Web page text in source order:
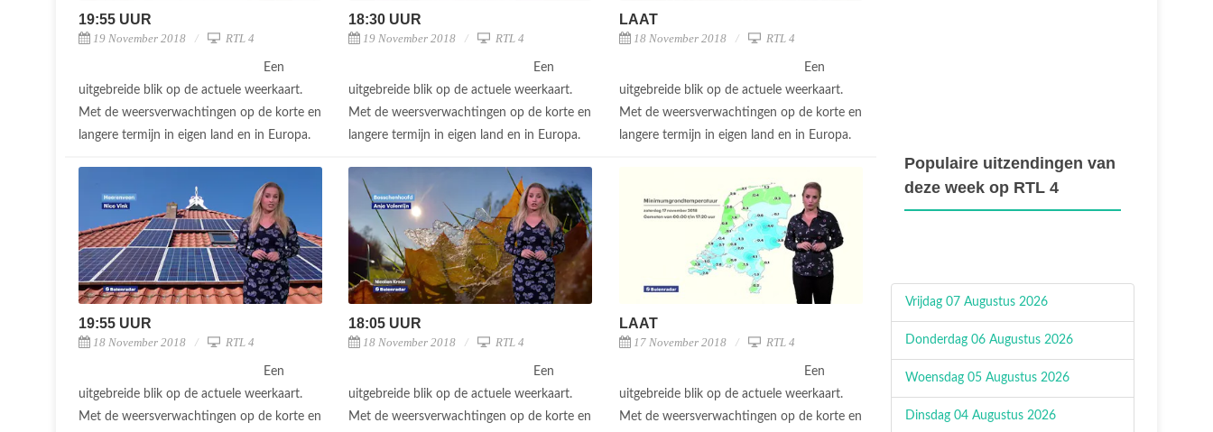
19:55 UUR
19 November 2018 RTL 4
Een
uitgebreide blik op de actuele weerkaart.
Met de weersverwachtingen op de korte en
langere termijn in eigen land en in Europa.
18:30 UUR
19 November 2018 RTL 4
Een
uitgebreide blik op de actuele weerkaart.
Met de weersverwachtingen op de korte en
langere termijn in eigen land en in Europa.
LAAT
18 November 2018 RTL 4
Een
uitgebreide blik op de actuele weerkaart.
Met de weersverwachtingen op de korte en
langere termijn in eigen land en in Europa.
19:55 UUR
18 November 2018 RTL 4
Een
uitgebreide blik op de actuele weerkaart.
Met de weersverwachtingen op de korte en
18:05 UUR
18 November 2018 RTL 4
Een
uitgebreide blik op de actuele weerkaart.
Met de weersverwachtingen op de korte en
LAAT
17 November 2018 RTL 4
Een
uitgebreide blik op de actuele weerkaart.
Met de weersverwachtingen op de korte en
Populaire uitzendingen van
deze week op RTL 4
Vrijdag 07 Augustus 2026
Donderdag 06 Augustus 2026
Woensdag 05 Augustus 2026
Dinsdag 04 Augustus 2026